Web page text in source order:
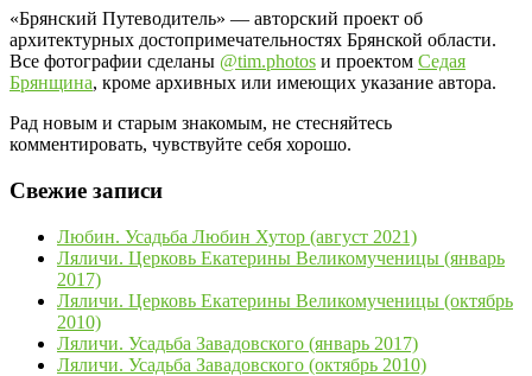
«Брянский Путеводитель» — авторский проект об
архитектурных достопримечательностях Брянской области.
Все фотографии сделаны @tim.photos и проектом Седая
Брянщина, кроме архивных или имеющих указание автора.
Рад новым и старым знакомым, не стесняйтесь
комментировать, чувствуйте себя хорошо.
Свежие записи
Любин. Усадьба Любин Хутор (август 2021)
Ляличи. Церковь Екатерины Великомученицы (январь
2017)
Ляличи. Церковь Екатерины Великомученицы (октябрь
2010)
Ляличи. Усадьба Завадовского (январь 2017)
Ляличи. Усадьба Завадовского (октябрь 2010)